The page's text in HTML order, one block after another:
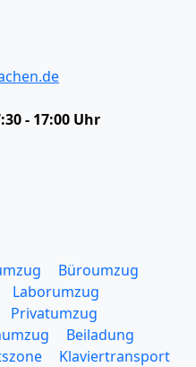
- 17:00 Uhr
Büroumzug
Laborumzug
Privatumzug
Beiladung
Klaviertransport